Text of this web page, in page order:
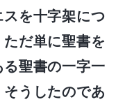
を十字架につ
だ単に聖書を
聖書の一字一
うしたのであ